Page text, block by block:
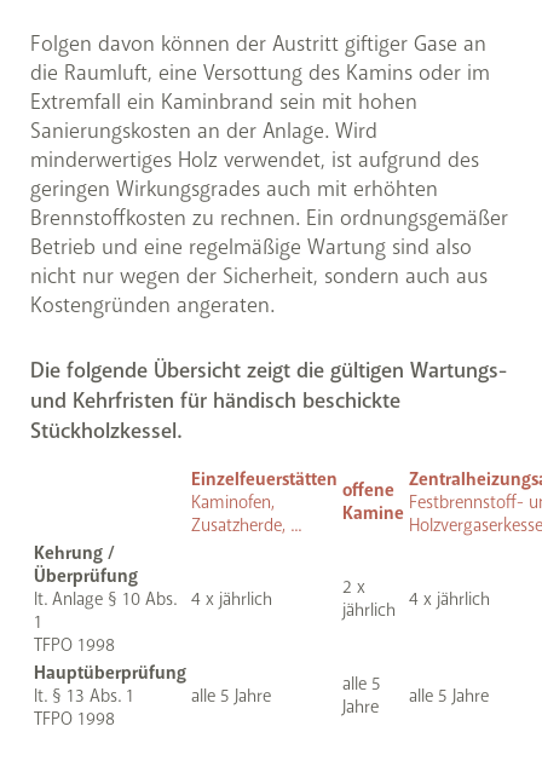
Folgen davon können der Austritt giftiger Gase an
die Raumluft, eine Versottung des Kamins oder im
Extremfall ein Kaminbrand sein mit hohen
Sanierungskosten an der Anlage. Wird
minderwertiges Holz verwendet, ist aufgrund des
geringen Wirkungsgrades auch mit erhöhten
Brennstoffkosten zu rechnen. Ein ordnungsgemäßer
Betrieb und eine regelmäßige Wartung sind also
nicht nur wegen der Sicherheit, sondern auch aus
Kostengründen angeraten.
Die folgende Übersicht zeigt die gültigen Wartungs-
und Kehrfristen für händisch beschickte
Stückholzkessel.
Einzelfeuerstätten
Kaminofen,
Zusatzherde, ...
offene
Kamine Festbrennstoff-
Kehrung /
Überprüfung
lt. Anlage § 10 Abs.
1
TFPO 1998
4 x jährlich
2 x
jährlich
4 x jährlich
Hauptüberprüfung
lt. § 13 Abs. 1
TFPO 1998
alle 5 Jahre
alle 5
Jahre
alle 5 Jahre